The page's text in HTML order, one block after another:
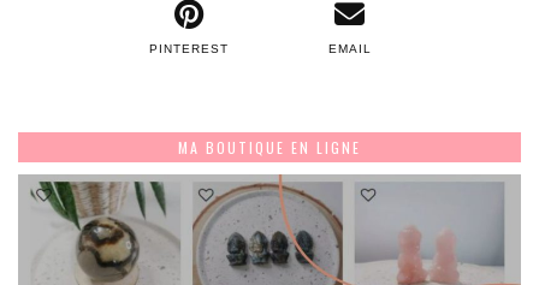
PINTEREST EMAIL
MA BOUTIQUE EN LIGNE